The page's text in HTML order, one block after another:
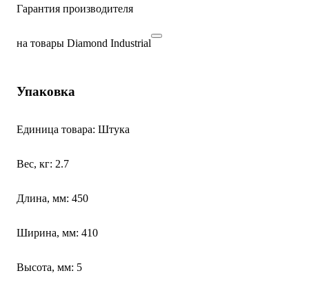
Гарантия производителя
на товары Diamond Industrial
Упаковка
Единица товара: Штука
Вес, кг: 2.7
Длина, мм: 450
Ширина, мм: 410
Высота, мм: 5